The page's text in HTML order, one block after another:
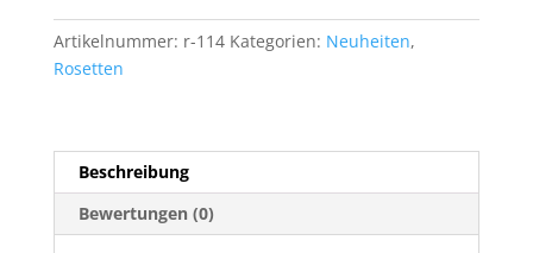
Artikelnummer: r-114 Kategorien: Neuheiten,
Rosetten
Beschreibung
Bewertungen (0)